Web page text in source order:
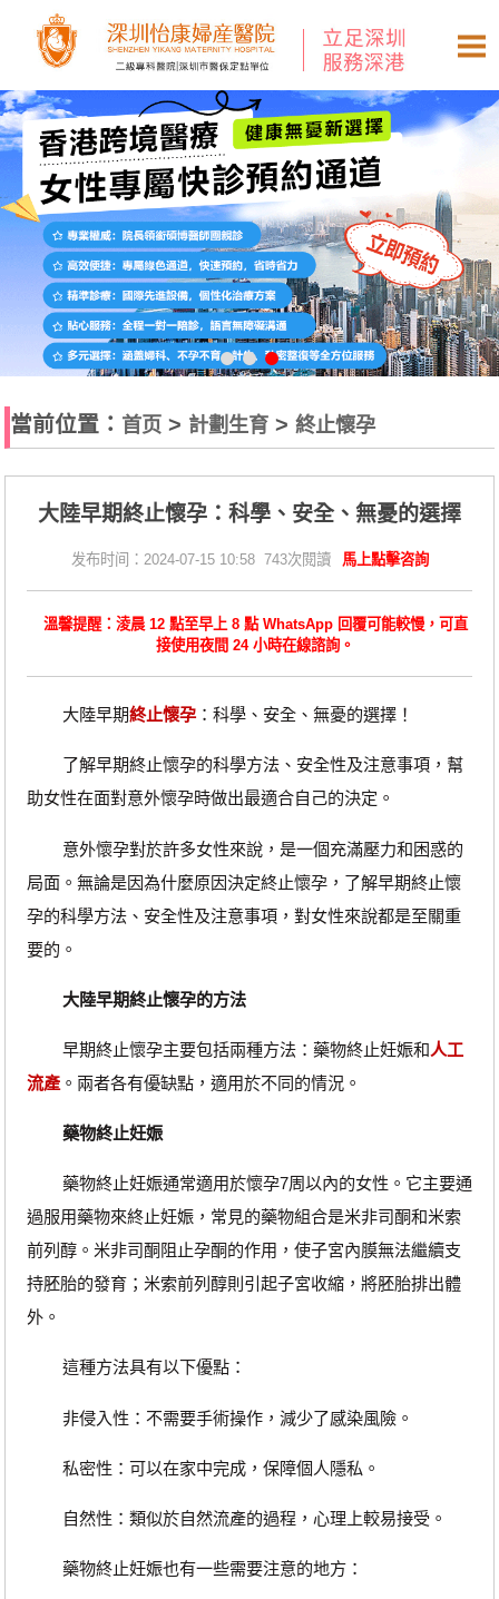
當前位置： 首页 > 計劃生育 >終止懷孕
​大陸早期終止懷孕：科學、安全、無憂的選擇
发布时间：2024-07-15 10:58 743次閱讀 馬上點擊咨詢
溫馨提醒：淩晨 12 點至早上 8 點 WhatsApp 回覆可能較慢，可直
接使用夜間 24 小時在線諮詢。
大陸早期終止懷孕：科學、安全、無憂的選擇！
了解早期終止懷孕的科學方法、安全性及注意事項，幫
助女性在面對意外懷孕時做出最適合自己的決定。
意外懷孕對於許多女性來說，是一個充滿壓力和困惑的
局面。無論是因為什麼原因決定終止懷孕，了解早期終止懷
孕的科學方法、安全性及注意事項，對女性來說都是至關重
要的。
大陸早期終止懷孕的方法
早期終止懷孕主要包括兩種方法：藥物終止妊娠和人工
流產。兩者各有優缺點，適用於不同的情況。
藥物終止妊娠
藥物終止妊娠通常適用於懷孕7周以內的女性。它主要通
過服用藥物來終止妊娠，常見的藥物組合是米非司酮和米索
前列醇。米非司酮阻止孕酮的作用，使子宮內膜無法繼續支
持胚胎的發育；米索前列醇則引起子宮收縮，將胚胎排出體
外。
這種方法具有以下優點：
非侵入性：不需要手術操作，減少了感染風險。
私密性：可以在家中完成，保障個人隱私。
自然性：類似於自然流產的過程，心理上較易接受。
藥物終止妊娠也有一些需要注意的地方：